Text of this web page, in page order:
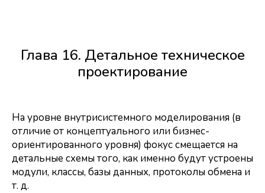
Глава 16. Детальное техническое
проектирование
На уровне внутрисистемного моделирования (в
отличие от концептуального или бизнес-
ориентированного уровня) фокус смещается на
детальные схемы того, как именно будут устроены
модули, классы, базы данных, протоколы обмена и
т. д.